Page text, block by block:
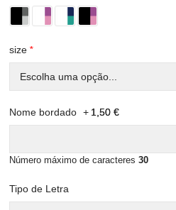
*
size
Nome bordado + 1,50 €
Número máximo de caracteres30
Tipo de Letra